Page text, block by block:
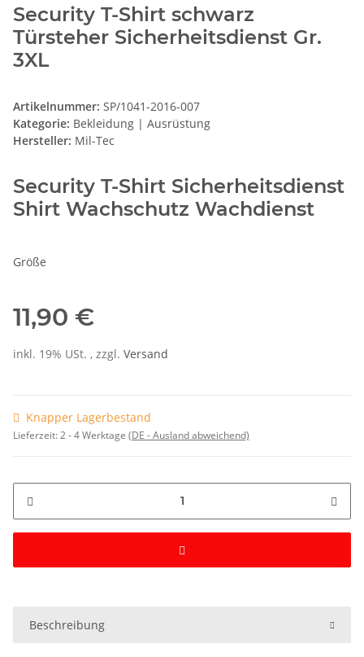
Security T-Shirt schwarz
Türsteher Sicherheitsdienst Gr.
3XL
Artikelnummer: SP/1041-2016-007
Kategorie: Bekleidung | Ausrüstung
Hersteller: Mil-Tec
Security T-Shirt Sicherheitsdienst
Shirt Wachschutz Wachdienst
Größe
11,90 €
inkl. 19% USt. , zzgl. Versand
Knapper Lagerbestand
Lieferzeit:2 - 4 Werktage (DE - Ausland abweichend)
Beschreibung